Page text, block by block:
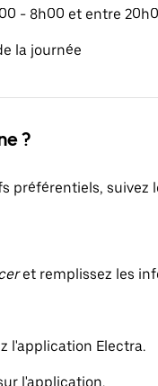
- 8h00 et entre
la journée
?
préférentiels, suivez
et remplissez les
l'application Electra.
l'application.